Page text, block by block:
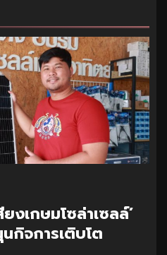
งเกษมโซล่าเซลล์’
กิจการเติบโต